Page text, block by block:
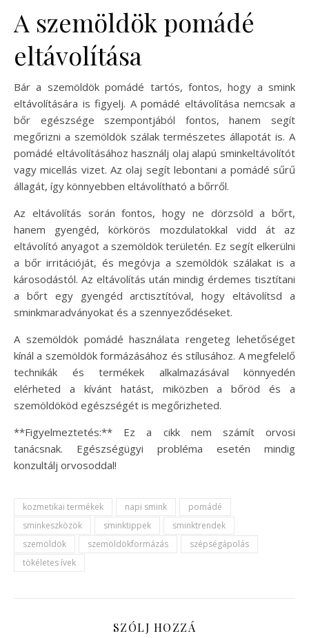
A szemöldök pomádé
eltávolítása
Bár a szemöldök pomádé tartós, fontos, hogy a smink
eltávolítására is figyelj. A pomádé eltávolítása nemcsak a
bőr egészsége szempontjából fontos, hanem segít
megőrizni a szemöldök szálak természetes állapotát is. A
pomádé eltávolításához használj olaj alapú sminkeltávolítót
vagy micellás vizet. Az olaj segít lebontani a pomádé sűrű
állagát, így könnyebben eltávolítható a bőrről.
Az eltávolítás során fontos, hogy ne dörzsöld a bőrt,
hanem gyengéd, körkörös mozdulatokkal vidd át az
eltávolító anyagot a szemöldök területén. Ez segít elkerülni
a bőr irritációját, és megóvja a szemöldök szálakat is a
károsodástól. Az eltávolítás után mindig érdemes tisztítani
a bőrt egy gyengéd arctisztítóval, hogy eltávolítsd a
sminkmaradványokat és a szennyeződéseket.
A szemöldök pomádé használata rengeteg lehetőséget
kínál a szemöldök formázásához és stílusához. A megfelelő
technikák és termékek alkalmazásával könnyedén
elérheted a kívánt hatást, miközben a bőröd és a
szemöldököd egészségét is megőrizheted.
**Figyelmeztetés:** Ez a cikk nem számít orvosi
tanácsnak. Egészségügyi probléma esetén mindig
konzultálj orvosoddal!
kozmetikai termékek napi smink
pomádé
sminkeszközök
sminktippek
sminktrendek
szemöldök
szemöldökformázás
szépségápolás
tökéletes ívek
SZÓLJ HOZZÁ